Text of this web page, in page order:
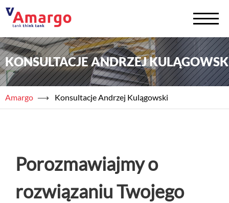
Zbiorniki na chemię +
Zbiorniki na wodę +
Serwis
Półprodukty
Akademia TAED
KONSULTACJE ANDRZEJ
Amargo ⟶ Konsultacje Andrzej Kulągowski
Porozmawiajmy o
rozwiązaniu Twojego